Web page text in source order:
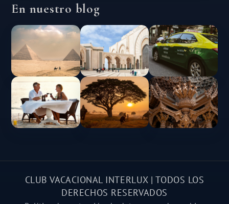
En nuestro blog
CLUB VACACIONAL INTERLUX | TODOS LOS
DERECHOS RESERVADOS